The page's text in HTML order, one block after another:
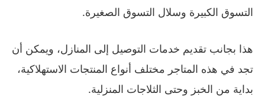
التسوق الكبيرة وسلال التسوق الصغيرة.
هذا بجانب تقديم خدمات التوصيل إلى المنازل، ويمكن أن
تجد في هذه المتاجر مختلف أنواع المنتجات الاستهلاكية،
بداية من الخبز وحتى الثلاجات المنزلية.